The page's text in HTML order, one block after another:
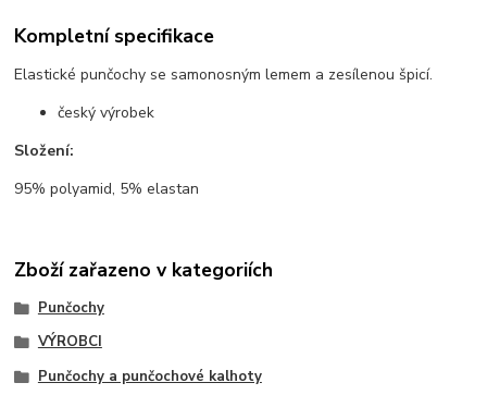
Kompletní specifikace
Elastické punčochy se samonosným lemem a zesílenou špicí.
český výrobek
Složení:
95% polyamid, 5% elastan
Zboží zařazeno v kategoriích
Punčochy
VÝROBCI
Punčochy a punčochové kalhoty